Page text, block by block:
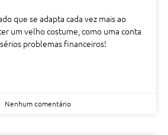
que se adapta cada vez mais ao
um velho costume, como uma conta
problemas financeiros!
Nenhum comentário